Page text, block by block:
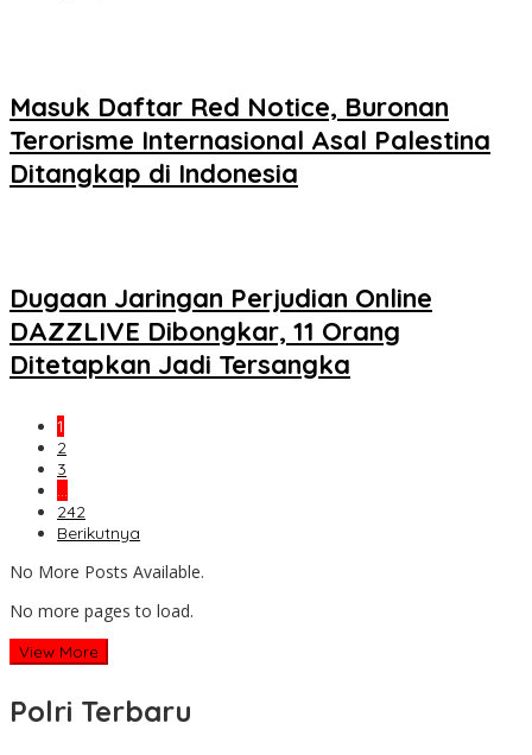
Masuk Daftar Red Notice, Buronan
Terorisme Internasional Asal Palestina
Ditangkap di Indonesia
Dugaan Jaringan Perjudian Online
DAZZLIVE Dibongkar, 11 Orang
Ditetapkan Jadi Tersangka
1
2
3
…
242
Berikutnya
No More Posts Available.
No more pages to load.
View More
Polri Terbaru